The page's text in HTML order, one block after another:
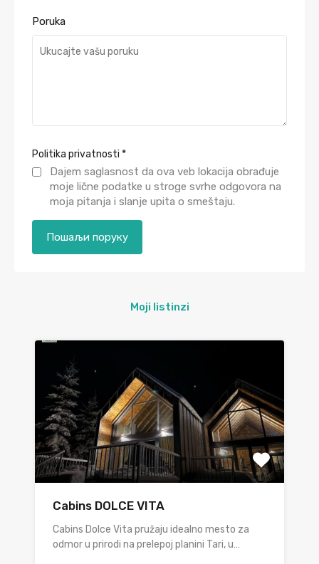
Poruka
Politika privatnosti *
Dajem saglasnost da ova veb lokacija obrađuje
moje lične podatke u stroge svrhe odgovora na
moja pitanja i slanje upita o smeštaju.
Moji listinzi
Cabins DOLCE VITA
Cabins Dolce Vita pružaju idealno mesto za
odmor u prirodi na prelepoj planini Tari, u…